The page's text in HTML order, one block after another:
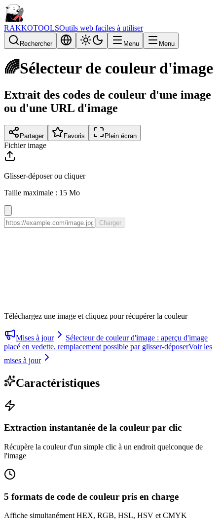
RAKKOTOOLSOutils web faciles à utiliser
Rechercher Menu Menu
🌈Sélecteur de couleur d'image
Extrait des codes de couleur d'une image
ou d'une URL d'image
Partager Favoris Plein écran
Fichier image
Glisser-déposer ou cliquer
Taille maximale : 15 Mo
Charger
Téléchargez une image et cliquez pour récupérer la couleur
Mises à jour
Sélecteur de couleur d'image : aperçu d'image
placé en vedette, remplacement possible par glisser-déposerVoir les
mises à jour
Caractéristiques
Extraction instantanée de la couleur par clic
Récupère la couleur d'un simple clic à un endroit quelconque de
l'image
5 formats de code de couleur pris en charge
Affiche simultanément HEX, RGB, HSL, HSV et CMYK